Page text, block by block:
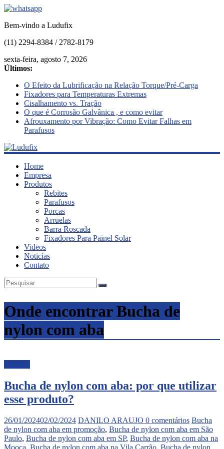
Bem-vindo a Ludufix
(11) 2294-8384 / 2782-8179
sexta-feira, agosto 7, 2026
Últimos:
O Efeito da Lubrificação na Relação Torque/Pré-Carga
Fixadores para Temperaturas Extremas
Cisalhamento vs. Tração
O que é Corrosão Galvânica , e como evitar
Afrouxamento por Vibração: Como Evitar Falhas em
Parafusos
Ludufix
Fixadores
Home
Empresa
Produtos
Rebites
Parafusos
Porcas
Arruelas
Barra Roscada
Fixadores Para Painel Solar
Videos
Noticías
Contato
Onde encontrar Bucha de
nylon com aba
Bucha de nylon com aba: por que utilizar
esse produto?
26/01/202402/02/2024 DANILO ARAUJO 0 comentários Bucha
de nylon com aba em promoção, Bucha de nylon com aba em São
Paulo, Bucha de nylon com aba em SP, Bucha de nylon com aba na
Mooca, Bucha de nylon com aba na Vila Carrão, Bucha de nylon